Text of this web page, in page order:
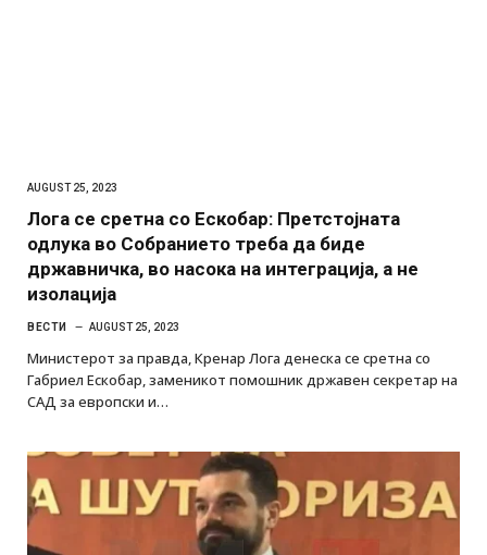
AUGUST 25, 2023
Лога се сретна со Ескобар: Претстојната
одлука во Собранието треба да биде
државничка, во насока на интеграција, а не
изолација
ВЕСТИ AUGUST 25, 2023
Министерот за правда, Кренар Лога денеска се сретна со
Габриел Ескобар, заменикот помошник државен секретар на
САД за европски и…